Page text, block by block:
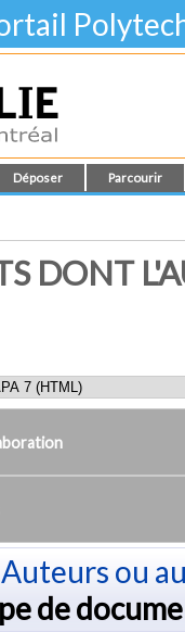
Déposer Parcourir
DONT
Auteurs ou
de